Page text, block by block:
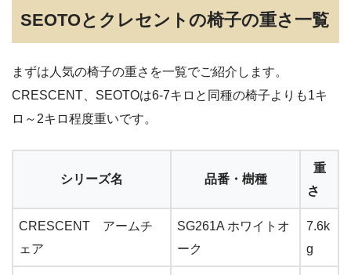
SEOTOとクレセントの椅子の重さ一覧
まずは人気の椅子の重さを一覧でご紹介します。
CRESCENT、SEOTOは6-7キロと同種の椅子よりも1キ
ロ～2キロ程度重いです。
シリーズ名 品番・樹種
重
さ
CRESCENT アームチ
ェア
SG261A ホワイトオ
ーク
7.6k
g